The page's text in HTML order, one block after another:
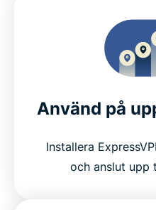
Använd på
Installera
och anslut upp